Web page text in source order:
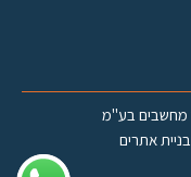
מחשבים בע"מ
אתרים